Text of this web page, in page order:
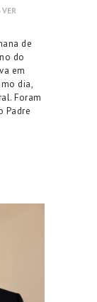
VER
de
do
em
dia,
Foram
Padre